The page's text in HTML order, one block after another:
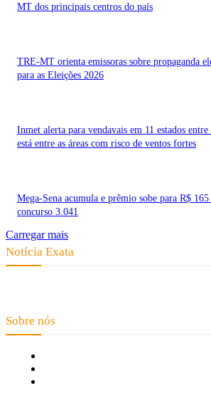
MT dos principais centros do país
TRE-MT orienta emissoras sobre propaganda
para as Eleições 2026
Inmet alerta para vendavais em 11 estados
está entre as áreas com risco de ventos fortes
Mega-Sena acumula e prêmio sobe para R$
concurso 3.041
Carregar mais
Notícia Exata
Sobre nós